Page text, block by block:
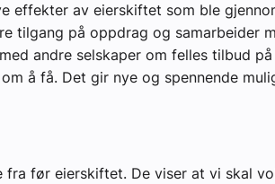
effekter av eierskiftet som ble
tilgang på oppdrag og samarbeider
andre selskaper om felles tilbud
å få. Det gir nye og spennende
fra før eierskiftet. De viser at vi skal